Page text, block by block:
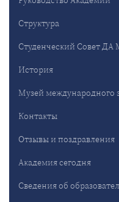
Структура
Студенческий Совет
История
Музей международного
Контакты
Отзывы и поздравления
Академия сегодня
Сведения об